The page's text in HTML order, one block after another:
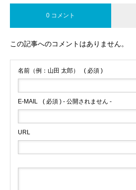
0 コメント
この記事へのコメントはありません。
名前（例：山田 太郎） ( 必須 )
E-MAIL ( 必須 ) - 公開されません -
URL